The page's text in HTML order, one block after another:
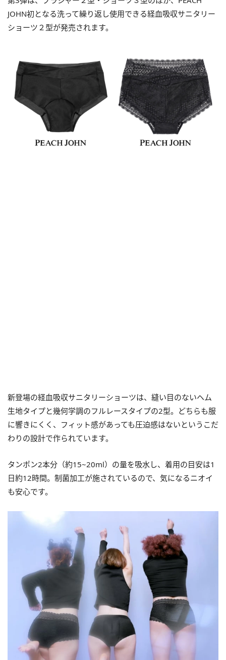
JOHN初となる洗って繰り返し使用できる経血吸収サニタリー
ショーツ２型が発売されます。
新登場の経血吸収サニタリーショーツは、縫い目のないヘム
生地タイプと幾何学調のフルレースタイプの2型。どちらも服
に響きにくく、フィット感があっても圧迫感はないというこだ
わりの設計で作られています。
タンポン2本分（約15~20ml）の量を吸水し、着用の目安は1
日約12時間。制菌加工が施されているので、気になるニオイ
も安心です。